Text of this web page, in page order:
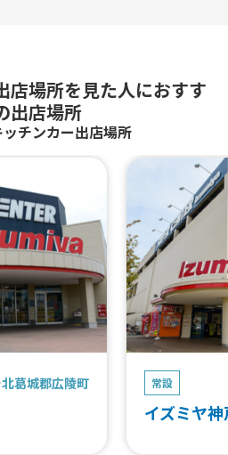
店場所を見た人におすす
出店場所
チンカー出店場所
北葛城郡広陵町 常設
イズミヤ